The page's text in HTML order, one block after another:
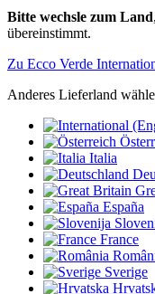
Bitte wechsle zum Land
übereinstimmt.
Zu Ecco Verde
Anderes Lieferland
Italia
España
France
Sverige